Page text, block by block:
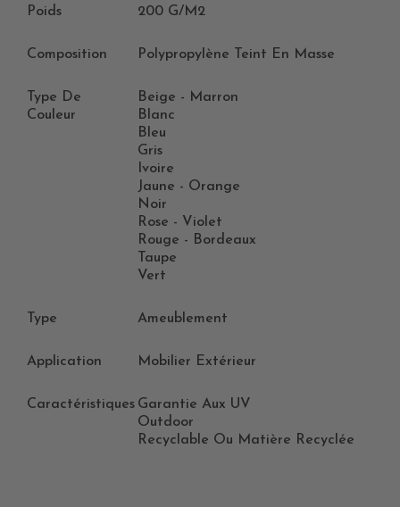
Poids 200 G/m2
Composition Polypropylène Teint En Masse
Type De
Couleur
Beige - Marron
Blanc
Bleu
Gris
Ivoire
Jaune - Orange
Noir
Rose - Violet
Rouge - Bordeaux
Taupe
Vert
Type Ameublement
Application Mobilier Extérieur
Caractéristiques Garantie Aux UV
Outdoor
Recyclable Ou Matière Recyclée